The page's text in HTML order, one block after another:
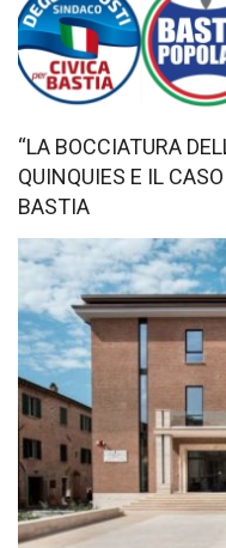
“LA BOCCIATURA
QUINQUIES E IL
BASTIA